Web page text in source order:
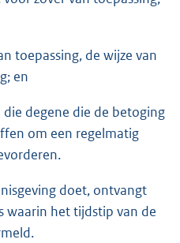
toepassing, de wijze van
en
degene die de betoging
om een regelmatig
doet, ontvangt
waarin het tijdstip van de